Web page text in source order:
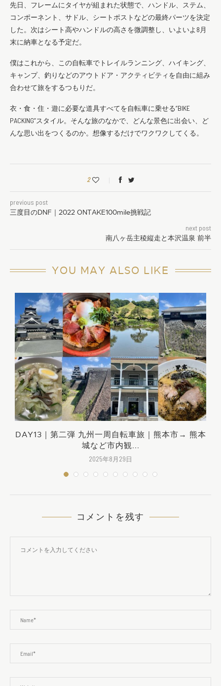
先日、フレームにタイヤが組まれた状態で、ハンドル、ステム、
コンポーネント、サドル、シートポストなどの最終パーツを決定
した。次はシート高やハンドルの高さを微調整し、いよいよ8月
末に納車となる予定だ。
僕はこれから、この自転車でトレイルランニング、ハイキング、
キャンプ、釣りなどのアウトドア・アクティビティを自由に組み
合わせて旅をするつもりだ。
衣・食・住・遊に必要な道具すべてを自転車に乗せる“BIKE
PACKING”スタイル。そんな旅のなかで、どんな景色に出会い、ど
んな思い出をつくるのか。想像するだけでワクワクしてくる。
2
previous post
三度目のDNF｜2022 ONTAKE100mile挑戦記
next post
南八ヶ岳主稜縦走と本沢温泉 前半
YOU MAY ALSO LIKE
DAY13｜第二弾 九州一周自転車旅｜熊本市→ 熊本
城など市内観...
2025年8月29日
コメントを残す